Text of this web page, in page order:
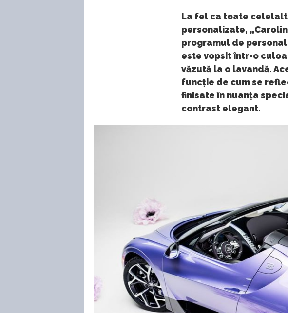
La fel ca toate
personalizate,
programul de
este vopsit într-o
văzută la o lavandă.
funcție de cum se
finisate în nuanța
contrast elegant.